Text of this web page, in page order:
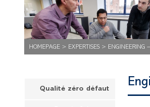
HOMEPAGE > EXPERTISES > ENGINEERING
Qualité zéro défaut